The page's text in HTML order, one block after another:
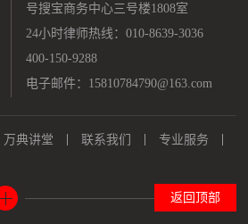
号搜宝商务中心三号楼1808室
24小时律师热线：010-8639-3036
400-150-9288
电子邮件：15810784790@163.com
万典讲堂 联系我们
专业服务
返回顶部